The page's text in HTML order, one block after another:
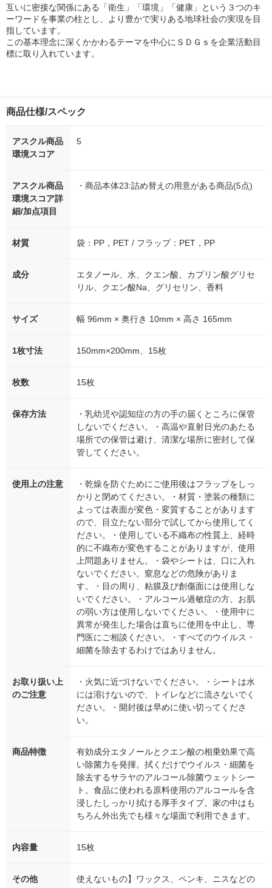
互いに密接な関係にある「衛生」「環境」「健康」という３つのキ
ーワードを事業の柱とし、より豊かで実りある地球社会の実現を目
指しています。
この基本理念に深くかかわるテーマを中心にＳＤＧｓを企業活動目
標に取り入れています。
商品仕様/スペック
アスクル商品
環境スコア
5
アスクル商品
環境スコア詳
細/加点項目
・商品本体23:詰め替えの用意がある商品(5点)
材質 袋：PP，PET / フラップ：PET，PP
成分
エタノール、水、クエン酸、カプリン酸グリセ
リル、クエン酸Na、グリセリン、香料
サイズ 幅 96mm × 奥行き 10mm × 高さ 165mm
1枚寸法 150mm×200mm、15枚
枚数 15枚
保存方法
・乳幼児や認知症の方の手の届くところに保管
しないでください。・高温や直射日光のあたる
場所での保管は避け、清潔な場所に密封して保
管してください。
使用上の注意
・乾燥を防ぐためにご使用後はフラップをしっ
かりと閉めてください。・材質・塗装の種類に
よっては表面が変色・変質することがあります
ので、目立たない部分で試してから使用してく
ださい。・使用している不織布の性質上、経時
的に不織布が変色することがありますが、使用
上問題ありません。・袋やシートは、口に入れ
ないでください。窒息などの危険がありま
す。・目の周り、粘膜及び創傷面には使用しな
いでください。・アルコール過敏症の方、お肌
の弱い方は使用しないでください。・使用中に
異常が発生した場合は直ちに使用を中止し、専
門医にご相談ください。・すべてのウイルス・
細菌を除去するわけではありません。
お取り扱い上
のご注意
・火気に近づけないでください。・シートは水
には溶けないので、トイレなどに流さないでく
ださい。・開封後は早めに使い切ってくださ
い。
商品特徴
有効成分エタノールとクエン酸の相乗効果で高
い除菌力を発揮。拭くだけでウイルス・細菌を
除去するサラヤのアルコール除菌ウェットシー
ト。食品に使われる原料使用のアルコールを含
浸したしっかり拭ける厚手タイプ。家の中はも
ちろん外出先でも様々な場面で利用できます。
内容量 15枚
その他
使えないもの】ワックス、ペンキ、ニスなどの